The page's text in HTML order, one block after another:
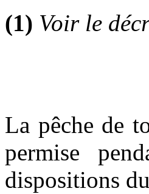
(1) Voir le
La pêche de
permise
dispositions